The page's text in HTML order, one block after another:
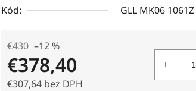
Kód:
GLL MK06 1061Z
€430 –12 %
€378,40
€307,64 bez DPH